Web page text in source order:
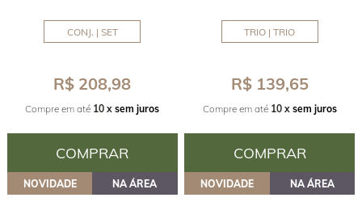
CONJ. | SET
R$ 208,98
Compre em até 10 x sem juros
COMPRAR
TRIO | TRIO
R$ 139,65
Compre em até 10 x sem juros
COMPRAR
NOVIDADE NA ÁREA NOVIDADE NA ÁREA